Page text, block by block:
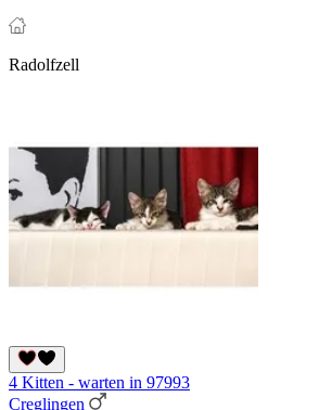
Radolfzell
4 Kitten - warten in 97993
Creglingen